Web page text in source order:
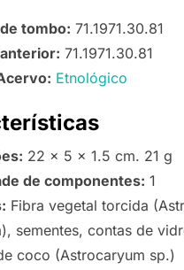
tombo: 71.1971.30.81
71.1971.30.81
Etnológico
22 x 5 x 1.5 cm. 21 g
de componentes: 1
Fibra vegetal torcida
sementes, contas de
coco (Astrocaryum sp.)